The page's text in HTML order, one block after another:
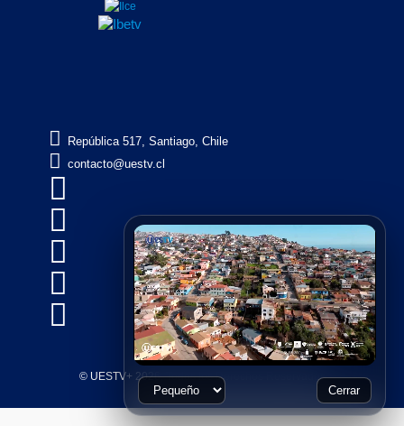
Cerrar
 República 517, Santiago, Chile
 contacto@uestv.cl





© UESTV+ 2026, Todos los Derechos Reservados